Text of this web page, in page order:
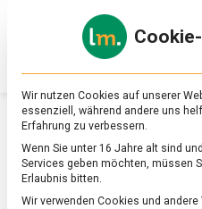
SCHLAGWORT:TEA
Wir nutzen Cookies auf unserer
essenziell, während andere uns
Erfahrung zu verbessern.
Wenn Sie unter 16 Jahre alt sind
Services geben möchten, müssen
Erlaubnis bitten.
Wir verwenden Cookies und